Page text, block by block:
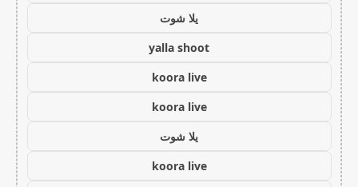
يلا شوت
yalla shoot
koora live
koora live
يلا شوت
koora live